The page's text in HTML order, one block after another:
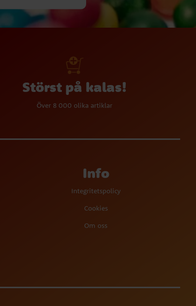
Störst på kalas!
Över 8 000 olika artiklar
Info
Integritetspolicy
Cookies
Om oss